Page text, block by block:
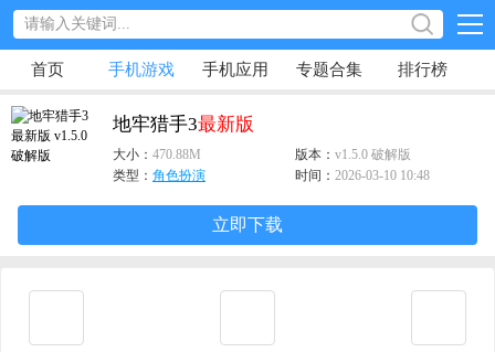
首页 手机游戏 手机应用 专题合集 排行榜
地牢猎手3最新版
大小： 470.88M 版本： v1.5.0 破解版
类型： 角色扮演 时间： 2026-03-10 10:48
立即下载